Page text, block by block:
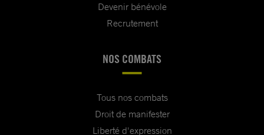
Devenir bénévole
Recrutement
NOS COMBATS
Tous nos combats
Droit de manifester
Liberté d'expression